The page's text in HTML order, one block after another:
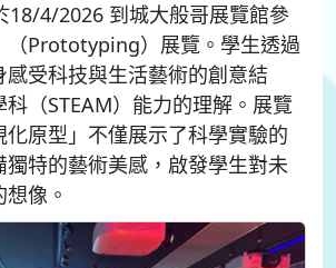
18/4/2026 到城大般哥展覽館參
（Prototyping）展覽。學生透過
受科技與生活藝術的創意結
（STEAM）能力的理解。展覽
化原型」不僅展示了科學實驗的
獨特的藝術美感，啟發學生對未
像。